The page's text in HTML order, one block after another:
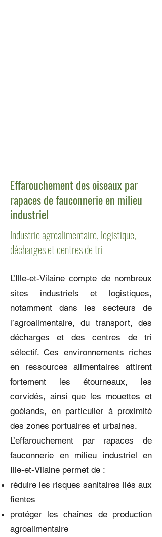
Effarouchement des oiseaux par
rapaces de fauconnerie en milieu
industriel
Industrie agroalimentaire, logistique,
décharges et centres de tri
L’Ille-et-Vilaine compte de nombreux
sites industriels et logistiques,
notamment dans les secteurs de
l’agroalimentaire, du transport, des
décharges et des centres de tri
sélectif. Ces environnements riches
en ressources alimentaires attirent
fortement les étourneaux, les
corvidés, ainsi que les mouettes et
goélands, en particulier à proximité
des zones portuaires et urbaines.
L’effarouchement par rapaces de
fauconnerie en milieu industriel en
Ille-et-Vilaine permet de :
réduire les risques sanitaires liés aux
fientes
protéger les chaînes de production
agroalimentaire